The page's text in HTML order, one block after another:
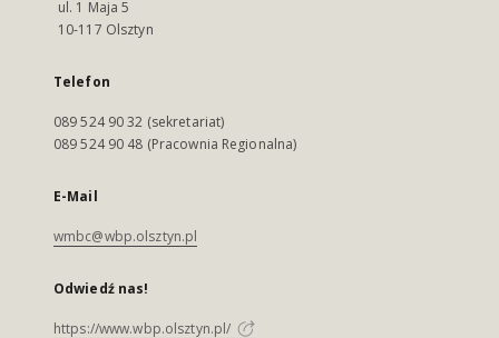
ul. 1 Maja 5
10-117 Olsztyn
Telefon
089 524 90 32 (sekretariat)
089 524 90 48 (Pracownia Regionalna)
E-Mail
wmbc@wbp.olsztyn.pl
Odwiedź nas!
https://www.wbp.olsztyn.pl/